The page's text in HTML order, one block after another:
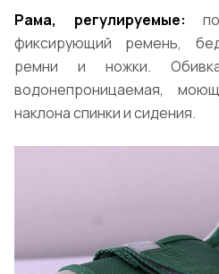
Рама, регулируемые:
фиксирующий ремень,
ремни и ножки.
водонепроницаемая,
наклона спинки и сидения.